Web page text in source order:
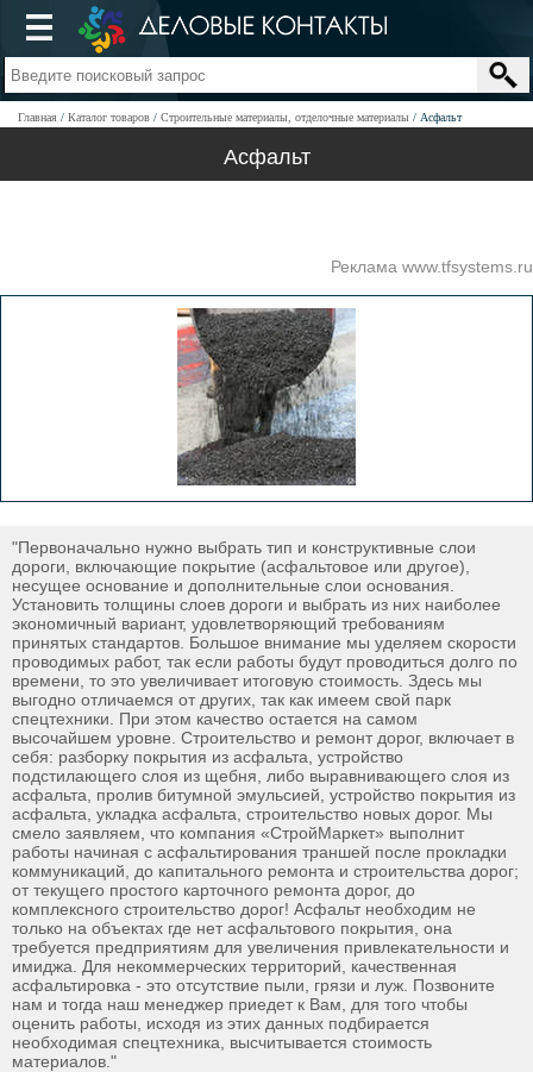
Главная Каталог товаров Строительные материалы, отделочные материалы Асфальт
Асфальт
Реклама www.tfsystems.ru
"Первоначально нужно выбрать тип и конструктивные слои
дороги, включающие покрытие (асфальтовое или другое),
несущее основание и дополнительные слои основания.
Установить толщины слоев дороги и выбрать из них наиболее
экономичный вариант, удовлетворяющий требованиям
принятых стандартов. Большое внимание мы уделяем скорости
проводимых работ, так если работы будут проводиться долго по
времени, то это увеличивает итоговую стоимость. Здесь мы
выгодно отличаемся от других, так как имеем свой парк
спецтехники. При этом качество остается на самом
высочайшем уровне. Строительство и ремонт дорог, включает в
себя: разборку покрытия из асфальта, устройство
подстилающего слоя из щебня, либо выравнивающего слоя из
асфальта, пролив битумной эмульсией, устройство покрытия из
асфальта, укладка асфальта, строительство новых дорог. Мы
смело заявляем, что компания «СтройМаркет» выполнит
работы начиная с асфальтирования траншей после прокладки
коммуникаций, до капитального ремонта и строительства дорог;
от текущего простого карточного ремонта дорог, до
комплексного строительство дорог! Асфальт необходим не
только на объектах где нет асфальтового покрытия, она
требуется предприятиям для увеличения привлекательности и
имиджа. Для некоммерческих территорий, качественная
асфальтировка - это отсутствие пыли, грязи и луж. Позвоните
нам и тогда наш менеджер приедет к Вам, для того чтобы
оценить работы, исходя из этих данных подбирается
необходимая спецтехника, высчитывается стоимость
материалов."